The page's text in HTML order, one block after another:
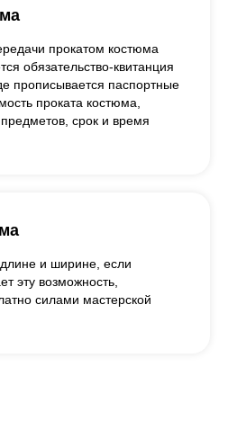
прокатом костюма
обязательство-квитанция
прописывается паспортные
проката костюма,
срок и время
и ширине, если
эту возможность,
силами мастерской